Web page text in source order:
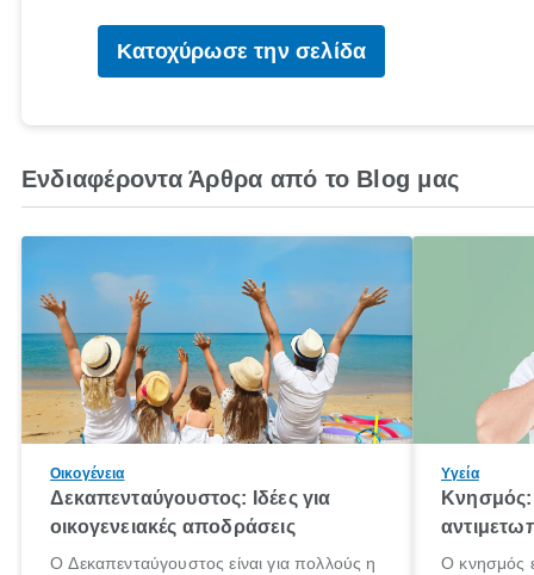
Κατοχύρωσε την σελίδα
Ενδιαφέροντα Άρθρα από το Blog μας
Οικογένεια
Δεκαπενταύγουστος: Ιδέες για
οικογενειακές αποδράσεις
Ο Δεκαπενταύγουστος είναι για πολλούς η
Υγεία
Κνησμός:
Ο κνησμός